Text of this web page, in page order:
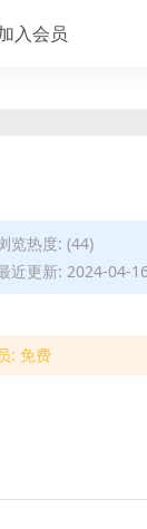
入会员
览热度: (44)
近更新: 2024-04-
: 免费